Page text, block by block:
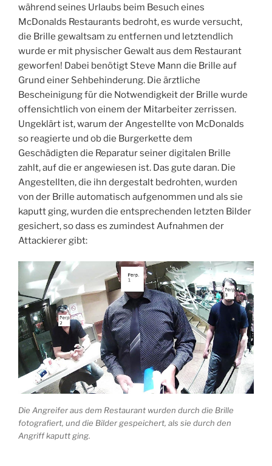
während seines Urlaubs beim Besuch eines
McDonalds Restaurants bedroht, es wurde versucht,
die Brille gewaltsam zu entfernen und letztendlich
wurde er mit physischer Gewalt aus dem Restaurant
geworfen! Dabei benötigt Steve Mann die Brille auf
Grund einer Sehbehinderung. Die ärztliche
Bescheinigung für die Notwendigkeit der Brille wurde
offensichtlich von einem der Mitarbeiter zerrissen.
Ungeklärt ist, warum der Angestellte von McDonalds
so reagierte und ob die Burgerkette dem
Geschädigten die Reparatur seiner digitalen Brille
zahlt, auf die er angewiesen ist. Das gute daran. Die
Angestellten, die ihn dergestalt bedrohten, wurden
von der Brille automatisch aufgenommen und als sie
kaputt ging, wurden die entsprechenden letzten Bilder
gesichert, so dass es zumindest Aufnahmen der
Attackierer gibt:
Die Angreifer aus dem Restaurant wurden durch die Brille
fotografiert, und die Bilder gespeichert, als sie durch den
Angriff kaputt ging.